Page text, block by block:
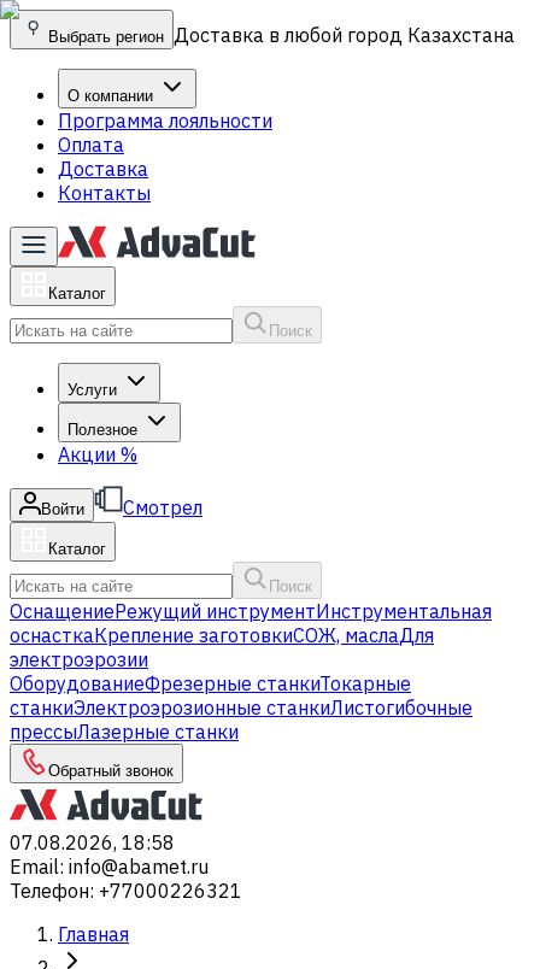
Выбрать регион Доставка в любой город Казахстана
О компании
Программа лояльности
Оплата
Доставка
Контакты
Каталог
Поиск
Услуги
Полезное
Акции %
Войти Смотрел
Каталог
Поиск
ОснащениеРежущий инструментИнструментальная
оснасткаКрепление заготовкиСОЖ, маслаДля
электроэрозии
ОборудованиеФрезерные станкиТокарные
станкиЭлектроэрозионные станкиЛистогибочные
прессыЛазерные станки
Обратный звонок
07.08.2026, 18:58
Email: info@abamet.ru
Телефон: +77000226321
Главная